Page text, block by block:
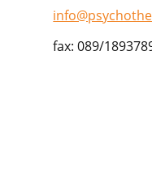
fax: 089/